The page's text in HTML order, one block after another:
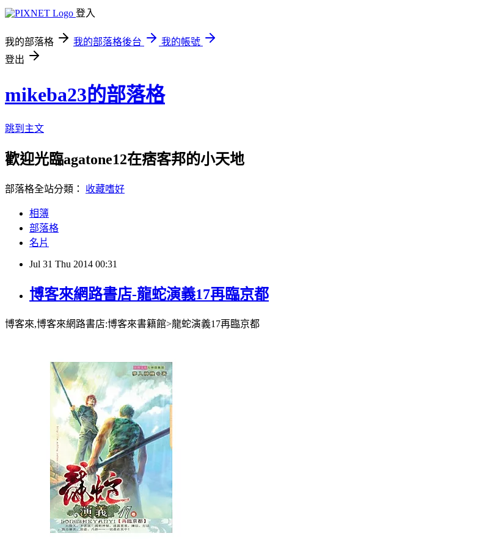
登入
我的部落格 我的部落格後台
我的帳號
登出
mikeba23的部落格
跳到主文
歡迎光臨agatone12在痞客邦的小天地
部落格全站分類： 收藏嗜好
相簿
部落格
名片
Jul 31 Thu 2014 00:31
博客來網路書店-龍蛇演義17再臨京都
博客來,博客來網路書店:博客來書籍館>龍蛇演義17再臨京都